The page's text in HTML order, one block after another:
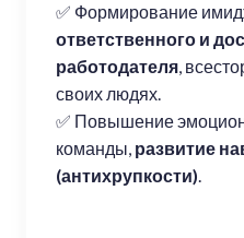
✅ Формирование
ответственного и
работодателя,
своих людях.
✅ Повышение
команды, развитие
(антихрупкости).